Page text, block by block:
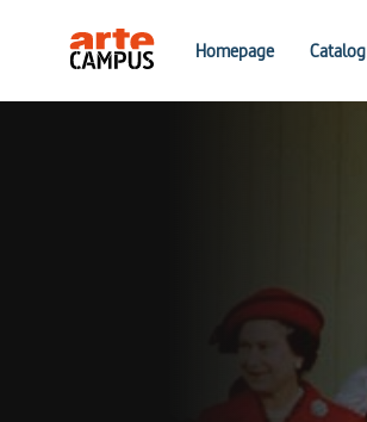
Homepage Catalog